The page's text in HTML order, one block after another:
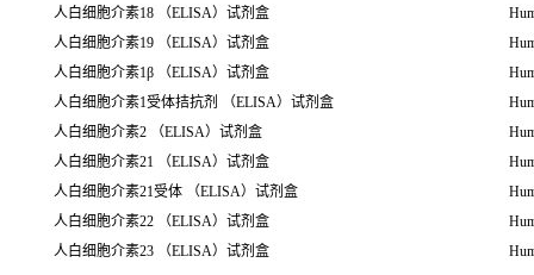
人白细胞介素18 （ELISA）试剂盒
人白细胞介素19 （ELISA）试剂盒
人白细胞介素1β （ELISA）试剂盒
人白细胞介素1受体拮抗剂 （ELISA）试剂盒
人白细胞介素2 （ELISA）试剂盒
人白细胞介素21 （ELISA）试剂盒
人白细胞介素21受体 （ELISA）试剂盒
人白细胞介素22 （ELISA）试剂盒
人白细胞介素23 （ELISA）试剂盒